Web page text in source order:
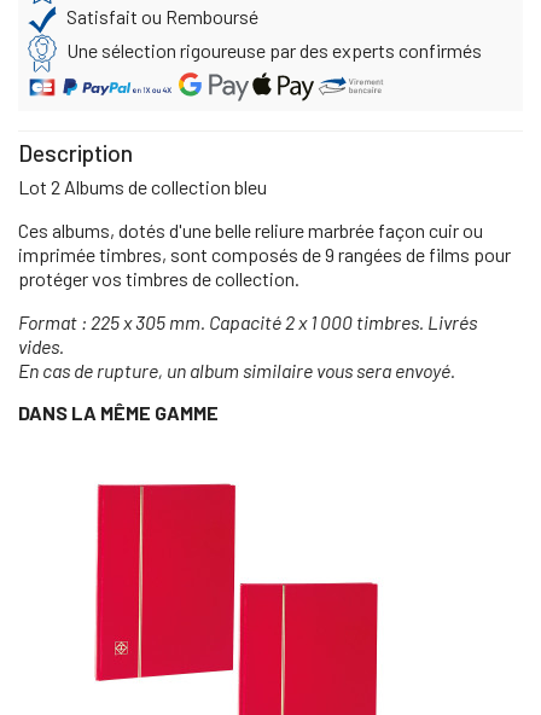
Satisfait ou Remboursé
Une sélection rigoureuse par des experts confirmés
Description
Lot 2 Albums de collection bleu
Ces albums, dotés d'une belle reliure marbrée façon cuir ou
imprimée timbres, sont composés de 9 rangées de films pour
protéger vos timbres de collection.
Format : 225 x 305 mm. Capacité 2 x 1 000 timbres. Livrés
vides.
En cas de rupture, un album similaire vous sera envoyé.
DANS LA MÊME GAMME